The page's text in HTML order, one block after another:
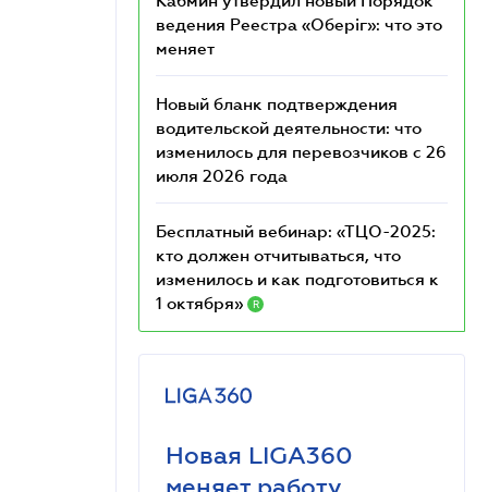
ведения Реестра «Оберіг»: что это
меняет
Новый бланк подтверждения
водительской деятельности: что
изменилось для перевозчиков с 26
июля 2026 года
Бесплатный вебинар: «ТЦО-2025:
кто должен отчитываться, что
изменилось и как подготовиться к
1 октября»
R
Новая LIGA360